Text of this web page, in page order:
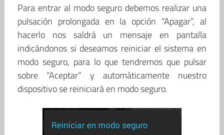
Para entrar al modo seguro debemos realizar una
pulsación prolongada en la opción “Apagar”, al
hacerlo nos saldrá un mensaje en pantalla
indicándonos si deseamos reiniciar el sistema en
modo seguro, para lo que tendremos que pulsar
sobre “Aceptar” y automáticamente nuestro
dispositivo se reiniciará en modo seguro.